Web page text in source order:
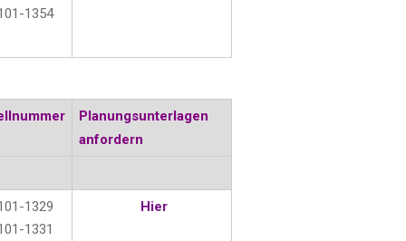
1354
1329
1331
Hier
Planungsunterlagen
anfordern